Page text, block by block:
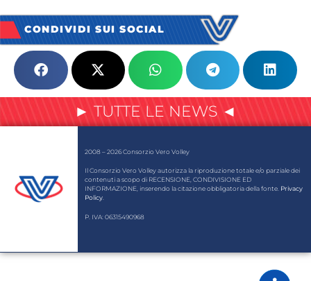
CONDIVIDI SUI SOCIAL
► TUTTE LE NEWS ◄
2008 – 2026 Consorzio Vero Volley
Il Consorzio Vero Volley autorizza la riproduzione totale e/o parziale dei
contenuti a scopo di RECENSIONE, CONDIVISIONE ED
INFORMAZIONE, inserendo la citazione obbligatoria della fonte. Privacy
Policy
P. IVA: 06315490968